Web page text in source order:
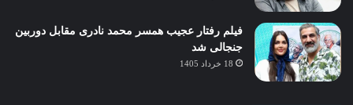
فیلم رفتار عجیب همسر محمد نادری مقابل دوربین
جنجالی شد
18 خرداد 1405